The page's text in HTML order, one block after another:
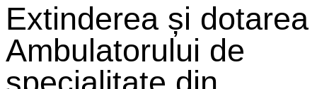
Extinderea și dotarea
Ambulatorului de